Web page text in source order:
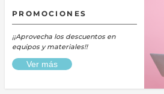
PROMOCIONES
¡¡Aprovecha los descuentos en
equipos y materiales!!
Ver más